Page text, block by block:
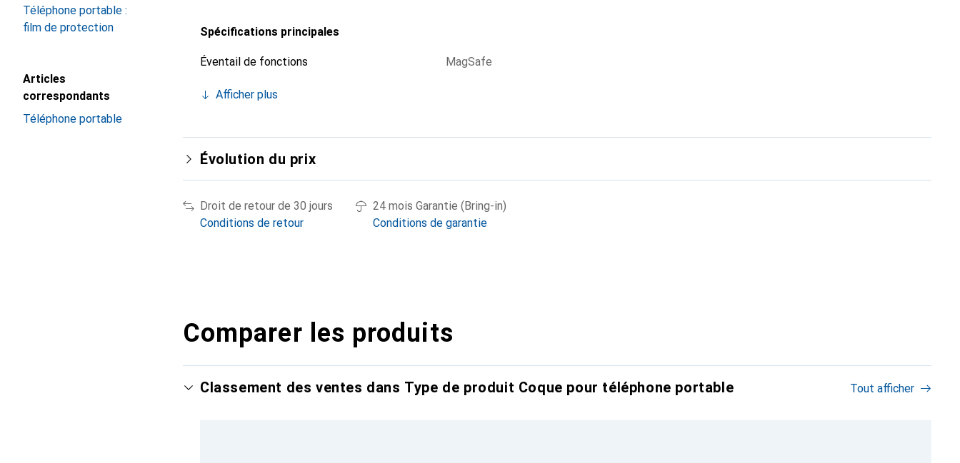
Téléphone portable :
film de protection
Articles
correspondants
Téléphone portable
Spécifications principales
Éventail de fonctions MagSafe
Afficher plus
Évolution du prix
Droit de retour de 30 jours
Conditions de retour
24 mois Garantie (Bring-in)
Conditions de garantie
Comparer les produits
Classement des ventes dans Type de produit Coque pour téléphone portable Tout afficher